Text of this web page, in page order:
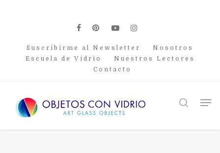
facebook
pinterest
youtubeinstagram
Suscribirme al Newsletter
Nosotros
Escuela de Vidrio
Nuestros Lectores
Contacto
search